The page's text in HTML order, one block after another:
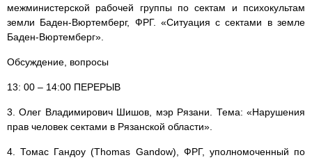
межминистерской рабочей группы по сектам и психокультам
земли Баден-Вюртемберг, ФРГ. «Ситуация с сектами в земле
Баден-Вюртемберг».
Обсуждение, вопросы
13: 00 – 14:00 ПЕРЕРЫВ
3. Олег Владимирович Шишов, мэр Рязани. Тема: «Нарушения
прав человек сектами в Рязанской области».
4. Томас Гандоу (Thomas Gandow), ФРГ, уполномоченный по